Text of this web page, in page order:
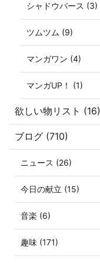
シャドウバース (3)
ツムツム (9)
マンガワン (4)
マンガUP！ (1)
欲しい物リスト (16)
ブログ (710)
ニュース (26)
今日の献立 (15)
音楽 (6)
趣味 (171)